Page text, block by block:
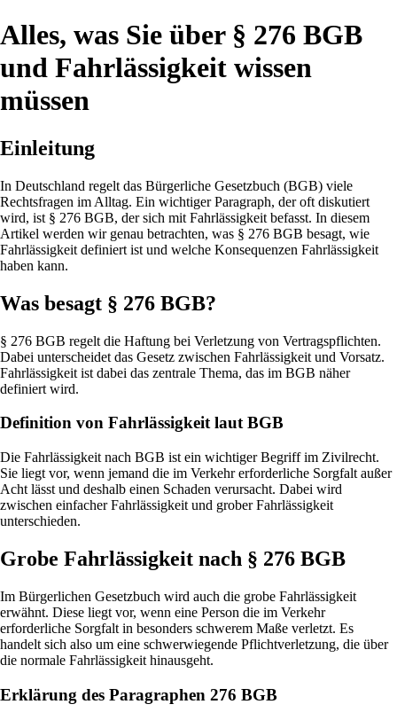
Alles, was Sie über § 276 BGB
und Fahrlässigkeit wissen
müssen
Einleitung
In Deutschland regelt das Bürgerliche Gesetzbuch (BGB) viele
Rechtsfragen im Alltag. Ein wichtiger Paragraph, der oft diskutiert
wird, ist § 276 BGB, der sich mit Fahrlässigkeit befasst. In diesem
Artikel werden wir genau betrachten, was § 276 BGB besagt, wie
Fahrlässigkeit definiert ist und welche Konsequenzen Fahrlässigkeit
haben kann.
Was besagt § 276 BGB?
§ 276 BGB regelt die Haftung bei Verletzung von Vertragspflichten.
Dabei unterscheidet das Gesetz zwischen Fahrlässigkeit und Vorsatz.
Fahrlässigkeit ist dabei das zentrale Thema, das im BGB näher
definiert wird.
Definition von Fahrlässigkeit laut BGB
Die Fahrlässigkeit nach BGB ist ein wichtiger Begriff im Zivilrecht.
Sie liegt vor, wenn jemand die im Verkehr erforderliche Sorgfalt außer
Acht lässt und deshalb einen Schaden verursacht. Dabei wird
zwischen einfacher Fahrlässigkeit und grober Fahrlässigkeit
unterschieden.
Grobe Fahrlässigkeit nach § 276 BGB
Im Bürgerlichen Gesetzbuch wird auch die grobe Fahrlässigkeit
erwähnt. Diese liegt vor, wenn eine Person die im Verkehr
erforderliche Sorgfalt in besonders schwerem Maße verletzt. Es
handelt sich also um eine schwerwiegende Pflichtverletzung, die über
die normale Fahrlässigkeit hinausgeht.
Erklärung des Paragraphen 276 BGB